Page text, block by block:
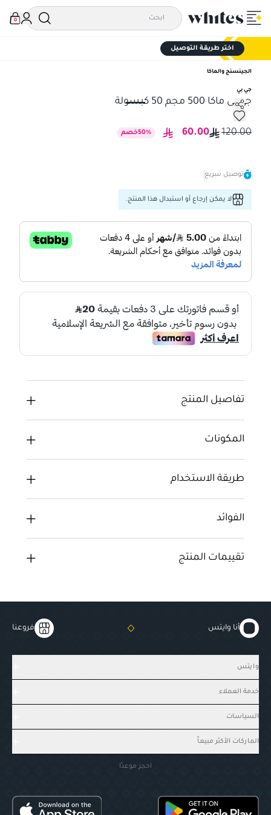
0
اختر طريقة التوصيل
الجينسنج والماكا
جي بي
جى بى ماكا 500 مجم 50 كبسولة
جى بى ماكا 500 مجم 50 كبسولة
120.00
60.00
50% خصم
توصيل سريع
لا يمكن إرجاع أو استبدال هذا المنتج.
تفاصيل المنتج
المكونات
طريقة الاستخدام
الفوائد
تقييمات المنتج
أنا وايتس فروعنا
وايتس
خدمة العملاء
السياسات
الماركات الأكثر مبيعاً
احجز موعدًا